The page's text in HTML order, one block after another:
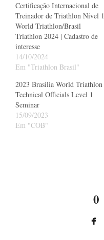
Certificação Internacional de
Treinador de Triathlon Nível 1
World Triathlon/Brasil
Triathlon 2024 | Cadastro de
interesse
14/10/2024
Em "Triathlon Brasil"
2023 Brasilia World Triathlon
Technical Officials Level 1
Seminar
15/09/2023
Em "COB"
0